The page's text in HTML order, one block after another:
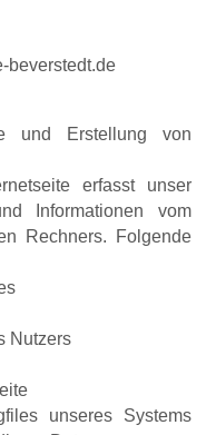
beverstedt.de
und Erstellung von
erfasst unser
Informationen vom
Rechners. Folgende
Nutzers
unseres Systems